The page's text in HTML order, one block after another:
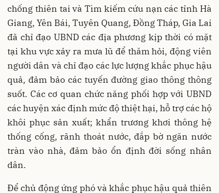
chống thiên tai và Tìm kiếm cứu nạn các tỉnh Hà
Giang, Yên Bái, Tuyên Quang, Đồng Tháp, Gia Lai
đã chỉ đạo UBND các địa phương kịp thời có mặt
tại khu vực xảy ra mưa lũ để thăm hỏi, động viên
người dân và chỉ đạo các lực lượng khắc phục hậu
quả, đảm bảo các tuyến đường giao thông thông
suốt. Các cơ quan chức năng phối hợp với UBND
các huyện xác định mức độ thiệt hại, hỗ trợ các hộ
khôi phục sản xuất; khẩn trương khơi thông hệ
thống cống, rãnh thoát nước, đắp bờ ngăn nước
tràn vào nhà, đảm bảo ổn định đời sống nhân
dân.
Để chủ động ứng phó và khắc phục hậu quả thiên